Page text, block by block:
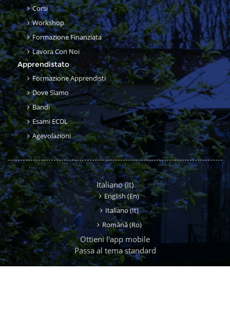
Corsi
Workshop
Formazione Finanziata
Lavora Con Noi
Apprendistato
Formazione Apprendisti
Dove Siamo
Bandi
Esami ECDL
Agevolazioni
Italiano ‎(it)‎
English ‎(en)‎
Italiano ‎(it)‎
Română ‎(ro)‎
Ottieni l'app mobile
Passa al tema standard